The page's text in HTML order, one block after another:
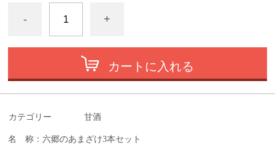
- +
カートに入れる
カテゴリー 甘酒
名 称：六郷のあまざけ3本セット